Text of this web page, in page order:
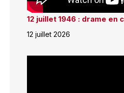
12 juillet 1946 : drame en
12 juillet 2026